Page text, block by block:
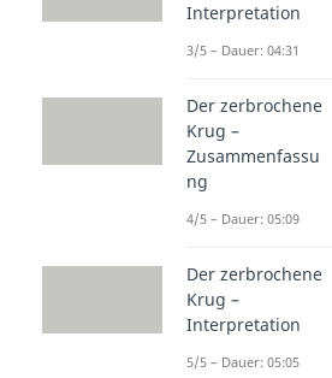
Interpretation
3/5 – Dauer: 04:31
Der zerbrochene
Krug –
Zusammenfassu
ng
4/5 – Dauer: 05:09
Der zerbrochene
Krug –
Interpretation
5/5 – Dauer: 05:05